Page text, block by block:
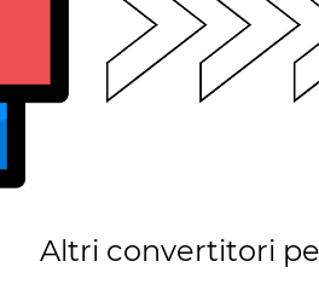
Altri convertitori